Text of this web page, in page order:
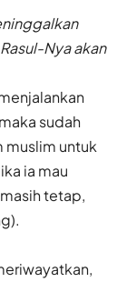
Nya akan
sudah
muslim untuk
ia mau
tetap,